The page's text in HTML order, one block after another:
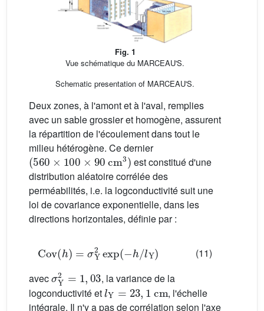
Fig. 1
Vue schématique du MARCEAU'S.
Schematic presentation of MARCEAU'S.
Deux zones, à l'amont et à l'aval, remplies
avec un sable grossier et homogène, assurent
la répartition de l'écoulement dans tout le
milieu hétérogène. Ce dernier
(560×100×90cm3)
est constitué d'une
distribution aléatoire corrélée des
perméabilités, i.e. la logconductivité suit une
loi de covariance exponentielle, dans les
directions horizontales, définie par :
Cov( h Y2 exp( h lY
(11)
avec
σY
, la variance de la
logconductivité et
Y=23,1cm
, l'échelle
intégrale. Il n'y a pas de corrélation selon l'axe